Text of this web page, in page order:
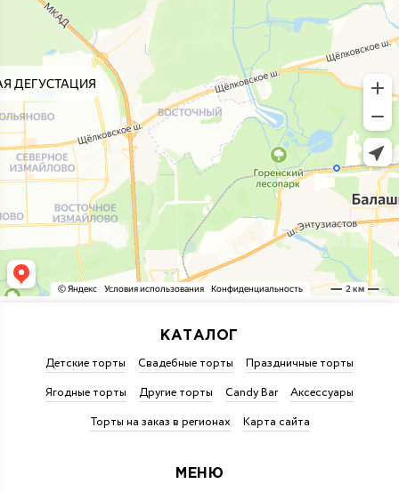
КАТАЛОГ
Детские торты Свадебные торты
Праздничные торты
Ягодные торты
Другие торты Candy Bar
Аксессуары
Торты на заказ в регионах
Карта сайта
МЕНЮ